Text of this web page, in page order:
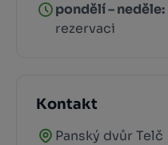
pondělí – neděle:
rezervaci
Kontakt
Panský dvůr Telč